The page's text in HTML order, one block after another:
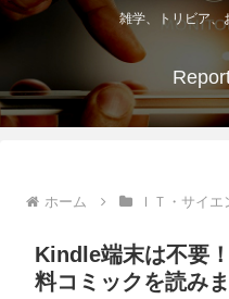
雑学、トリビア、
ホーム ＩＴ・サイエ
Kindle端末は不要
料コミックを読みま